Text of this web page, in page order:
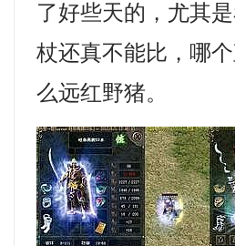
了好些天的，尤其
杖还真不能比，哪
么远红野猪。